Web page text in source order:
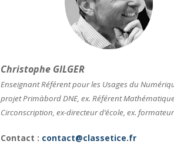
Christophe GILGER
Enseignant Référent pour les Usages du
projet Primàbord DNE, ex. Référent
Circonscription, ex-directeur d’école, ex. formateur
Contact : contact@classetice.fr